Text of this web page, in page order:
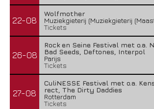
22-08
Wolfmother
Muziekgieterij (Muziekgieterij
Tickets
26-08
Rock en Seine Festival met o.a.
Bad Seeds, Deftones, Interpol
Parijs
Tickets
27-08
CuliNESSE Festival met o.a.
rect, The Dirty Daddies
Rotterdam
Tickets